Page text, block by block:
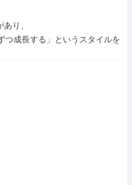
り、
成長する」というスタイルを